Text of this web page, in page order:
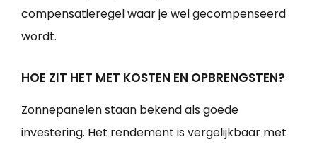
compensatieregel waar je wel gecompenseerd
wordt.
HOE ZIT HET MET KOSTEN EN OPBRENGSTEN?
Zonnepanelen staan bekend als goede
investering. Het rendement is vergelijkbaar met